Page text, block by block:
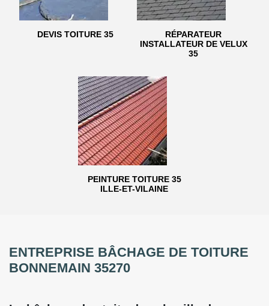
DEVIS TOITURE 35
RÉPARATEUR
INSTALLATEUR DE VELUX
35
PEINTURE TOITURE 35
ILLE-ET-VILAINE
ENTREPRISE BÂCHAGE DE TOITURE
BONNEMAIN 35270